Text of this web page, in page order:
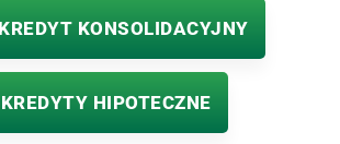
KONSOLIDACYJNY
HIPOTECZNE